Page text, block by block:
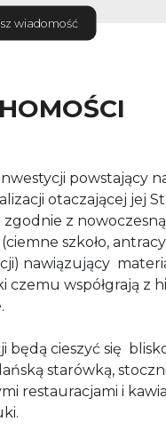
wiadomość
powstający
otaczającej jej
zgodnie z
szkoło,
nawiązujący
czemu współgrają z
będą cieszyć się
starówką,
restauracjami i